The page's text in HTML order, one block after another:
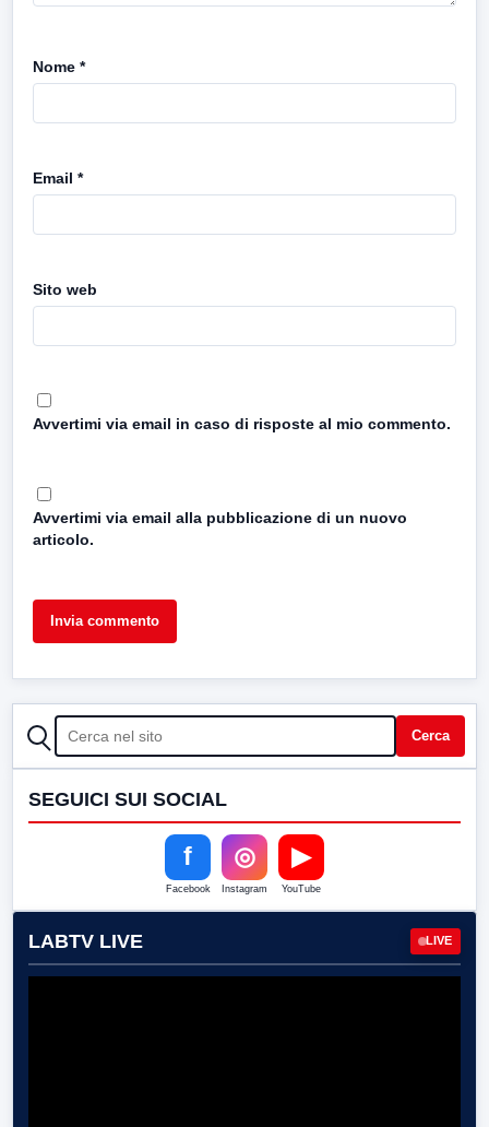
Nome *
Email *
Sito web
Avvertimi via email in caso di risposte al mio commento.
Avvertimi via email alla pubblicazione di un nuovo
articolo.
CERCA Cerca
SEGUICI SUI SOCIAL
f
Facebook
◎
Instagram
▶
YouTube
LABTV LIVE LIVE